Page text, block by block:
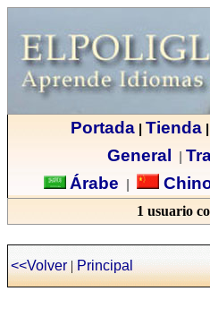
Portada| Tienda|
General
Árabe
1 usuario
<<Volver|Principal